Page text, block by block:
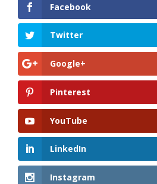
Facebook
Twitter
Google+
Pinterest
YouTube
LinkedIn
Instagram